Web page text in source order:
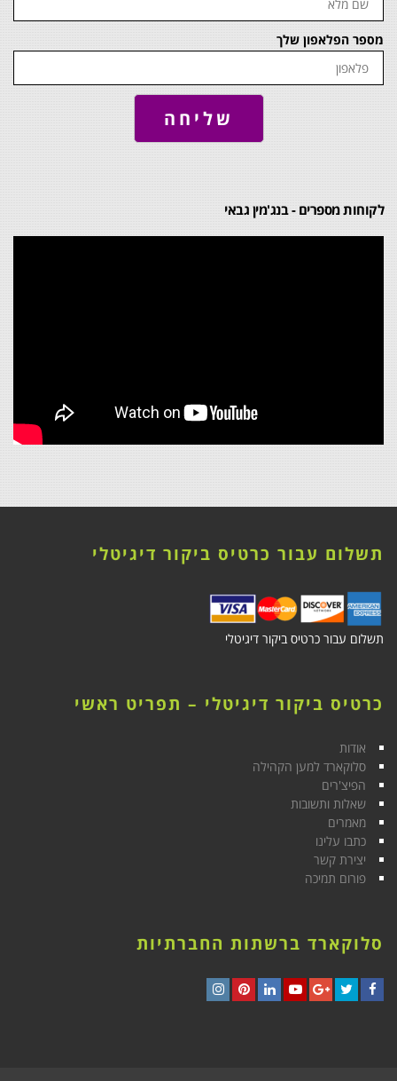
מספר הפלאפון שלך
שליחה
לקוחות מספרים - בנג'מין גבאי
תשלום עבור כרטיס ביקור דיגיטלי
תשלום עבור כרטיס ביקור דיגיטלי
כרטיס ביקור דיגיטלי – תפריט ראשי
אודות
סלוקארד למען הקהילה
הפיצ'רים
שאלות ותשובות
מאמרים
כתבו עלינו
יצירת קשר
פורום תמיכה
סלוקארד ברשתות החברתיות